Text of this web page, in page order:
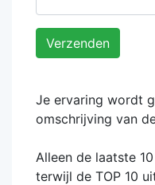
Verzenden
Je ervaring wordt
omschrijving van
Alleen de laatste
terwijl de TOP 10